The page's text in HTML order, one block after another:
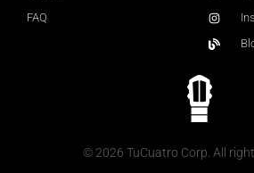
FAQ
© 2026 TuCuatro Corp. All